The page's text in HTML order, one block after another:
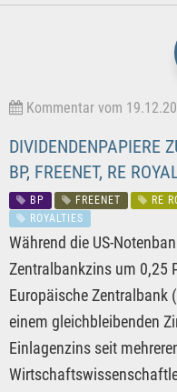
Kommentar vom
DIVIDENDENPAPIERE
BP, FREENET, RE
BP FREENET RE
ROYALTIES
Während die US-
Zentralbankzins um 0,25
Europäische Zentralbank
einem gleichbleibenden
Einlagenzins seit